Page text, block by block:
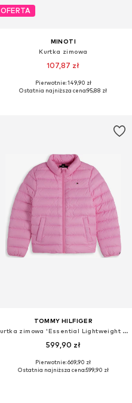
OFERTA
MINOTI
Kurtka zimowa
107,87 zł
Dostępne rozmiary: 56-62
Pierwotnie: 149,90 zł
Ostatnia najniższa cena:95,88 zł
TOMMY HILFIGER
Kurtka zimowa 'Essential Lightweight Down'
599,90 zł
Dostępne w różnych rozmiarach
Pierwotnie: 669,90 zł
Ostatnia najniższa cena:599,90 zł